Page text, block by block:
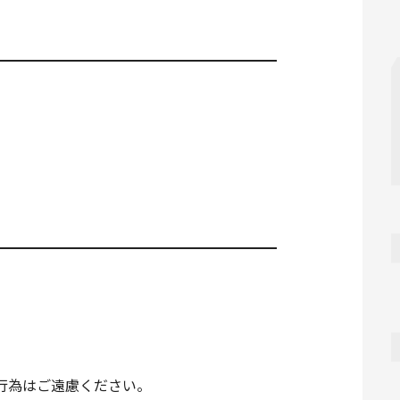
はご遠慮ください。